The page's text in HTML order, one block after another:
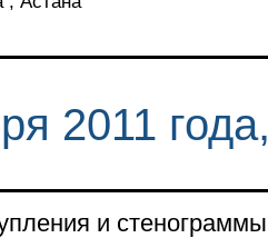
2011
и стенограммы